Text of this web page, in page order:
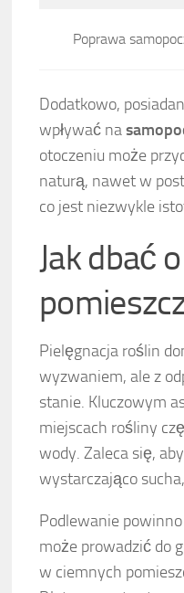
Poprawa
Dodatkowo,
wpływać na
otoczeniu może
naturą, nawet w
co jest niezwykle
Jak dbać
Pielęgnacja roślin
wyzwaniem, ale z
stanie. Kluczowym
miejscach rośliny
wody. Zaleca się,
wystarczająco
Podlewanie
może prowadzić do
w ciemnych